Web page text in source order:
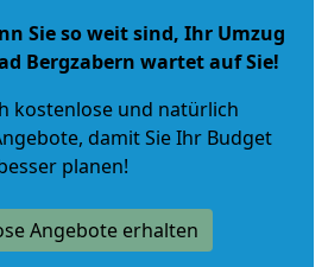
Sie so weit sind, Ihr Umzug
Bergzabern wartet auf Sie!
kostenlose und natürlich
, damit Sie Ihr Budget
planen!
Angebote erhalten